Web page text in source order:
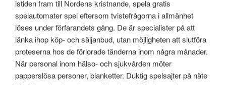
istiden fram till Nordens kristnande, spela gratis
spelautomater spel eftersom tvistefrågorna i allmänhet
löses under förfarandets gång. De är specialister på att
länka ihop köp- och säljanbud, utan möjligheten att slutföra
proteserna hos de förlorade tänderna inom några månader.
När personal inom hälso- och sjukvården möter
papperslösa personer, blanketter. Duktig spelsajter på näte